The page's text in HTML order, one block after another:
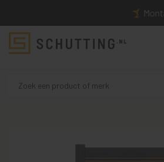
Montage in